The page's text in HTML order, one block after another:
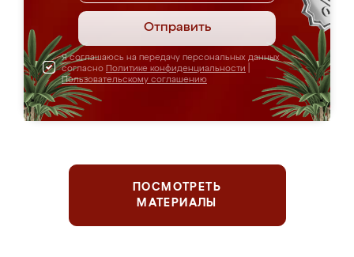
Отправить
Я соглашаюсь на передачу персональных данных
согласно Политике конфиденциальности
Пользовательскому соглашению
ПОСМОТРЕТЬ
МАТЕРИАЛЫ